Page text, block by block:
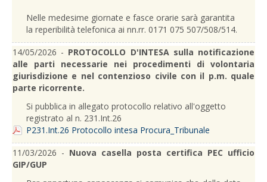
Nelle medesime giornate e fasce orarie sarà garantita
la reperibilità telefonica ai nn.rr. 0171 075 507/508/514.
14/05/2026 - PROTOCOLLO D'INTESA sulla notificazione
alle parti necessarie nei procedimenti di volontaria
giurisdizione e nel contenzioso civile con il p.m. quale
parte ricorrente.
Si pubblica in allegato protocollo relativo all'oggetto
registrato al n. 231.Int.26
P231.Int.26 Protocollo intesa Procura_Tribunale
11/03/2026 - Nuova casella posta certifica PEC ufficio
GIP/GUP